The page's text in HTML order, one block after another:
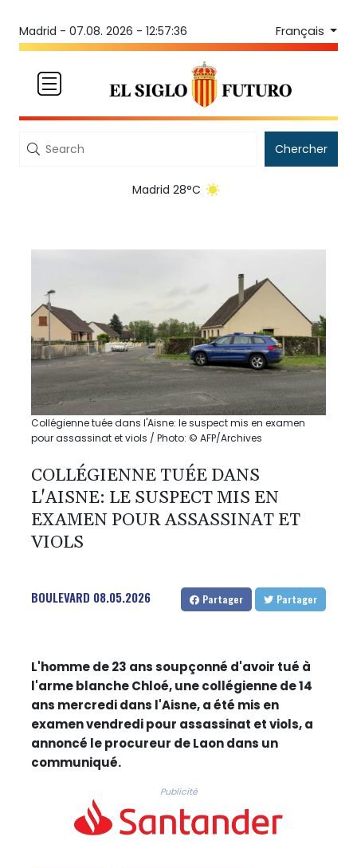
Madrid - 07.08. 2026 - 12:57:36 Français
Chercher
Madrid 28°C
Collégienne tuée dans l'Aisne: le suspect mis en examen
pour assassinat et viols / Photo: © AFP/Archives
COLLÉGIENNE TUÉE DANS
L'AISNE: LE SUSPECT MIS EN
EXAMEN POUR ASSASSINAT ET
VIOLS
BOULEVARD 08.05.2026 Partager Partager
L'homme de 23 ans soupçonné d'avoir tué à
l'arme blanche Chloé, une collégienne de 14
ans mercredi dans l'Aisne, a été mis en
examen vendredi pour assassinat et viols, a
annoncé le procureur de Laon dans un
communiqué.
Publicité